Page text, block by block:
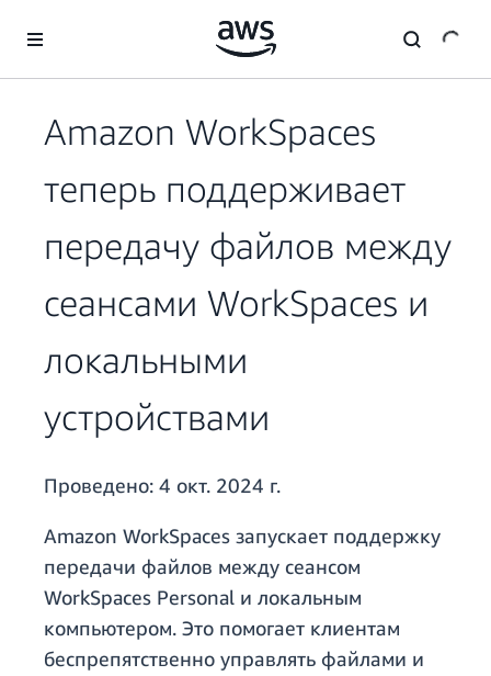
Перейти к главному контенту
Amazon WorkSpaces
теперь поддерживает
передачу файлов между
сеансами WorkSpaces и
локальными
устройствами
Проведено: 4 окт. 2024 г.
Amazon WorkSpaces запускает поддержку
передачи файлов между сеансом
WorkSpaces Personal и локальным
компьютером. Это помогает клиентам
беспрепятственно управлять файлами и